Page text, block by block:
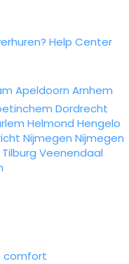
Help Center
Apeldoorn Arnhem
Dordrecht
Helmond Hengelo
Nijmegen Nijmegen
Tilburg Veenendaal
comfort